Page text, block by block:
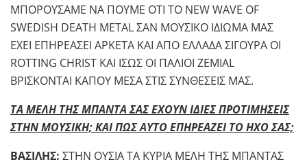
ΜΠΟΡΟΥΣΑΜΕ ΝΑ ΠΟΥΜΕ ΟΤΙ ΤΟ NEW WAVE OF
SWEDISH DEATH METAL ΣΑΝ ΜΟΥΣΙΚΟ ΙΔΙΩΜΑ ΜΑΣ
ΕΧΕΙ ΕΠΗΡΕΑΣΕΙ ΑΡΚΕΤΑ ΚΑΙ ΑΠΟ ΕΛΛΑΔΑ ΣΙΓΟΥΡΑ ΟΙ
ROTTING CHRIST KAI ΙΣΩΣ ΟΙ ΠΑΛΙΟΙ ZEMIAL
ΒΡΙΣΚΟΝΤΑΙ ΚΑΠΟΥ ΜΕΣΑ ΣΤΙΣ ΣΥΝΘΕΣΕΙΣ ΜΑΣ.
ΤΑ ΜΕΛΗ ΤΗΣ ΜΠΑΝΤΑ ΣΑΣ ΕΧΟΥΝ ΙΔΙΕΣ ΠΡΟΤΙΜΗΣΕΙΣ
ΣΤΗΝ ΜΟΥΣΙΚΗ; ΚΑΙ ΠΩΣ ΑΥΤΟ ΕΠΗΡΕΑΖΕΙ ΤΟ ΗΧΟ ΣΑΣ;
ΒΑΣΙΛΗΣ: ΣΤΗΝ ΟΥΣΙΑ ΤΑ ΚΥΡΙΑ ΜΕΛΗ ΤΗΣ ΜΠΑΝΤΑΣ